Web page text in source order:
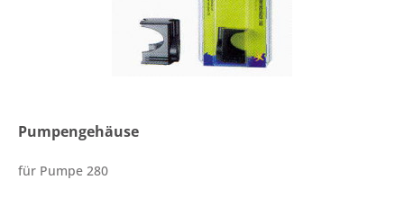
Pumpengehäuse
für Pumpe 280